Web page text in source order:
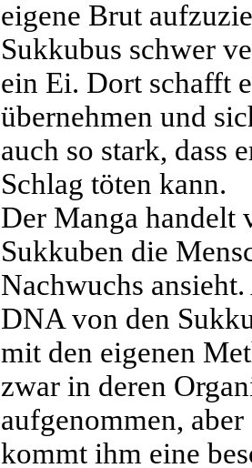
eigene Brut
Sukkubus schwer
ein Ei. Dort schafft
übernehmen und
auch so stark, dass
Schlag töten kann.
Der Manga handelt
Sukkuben die
Nachwuchs
DNA von den
mit den eigenen
zwar in deren
aufgenommen,
kommt ihm eine